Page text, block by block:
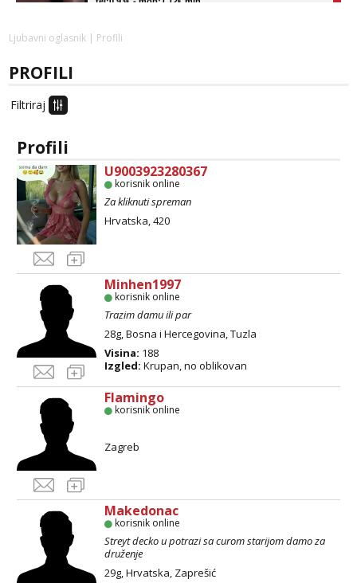
Zara
Tel:064/677-677- Kod: #142
tel:0,93€ - mob:1,12€ min
Ljubavni oglasnik | Profili
PROFILI
Filtriraj
Profili
U9003923280367
korisnik online
Za kliknuti spreman
Hrvatska, 420
Minhen1997
korisnik online
Trazim damu ili par
28g, Bosna i Hercegovina, Tuzla
Visina: 188
Izgled: Krupan, no oblikovan
Flamingo
korisnik online
Zagreb
Makedonac
korisnik online
Streyt decko u potrazi sa curom starijom damo za
druženje
29g, Hrvatska, Zaprešić